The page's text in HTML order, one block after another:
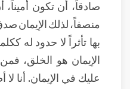
صادقاً، أن تكون
منصفاً، لذلك الإيمان صدق
بها تأثراً لا حدود له
الإيمان هو الخلق،
عليك في الإيمان. أنا